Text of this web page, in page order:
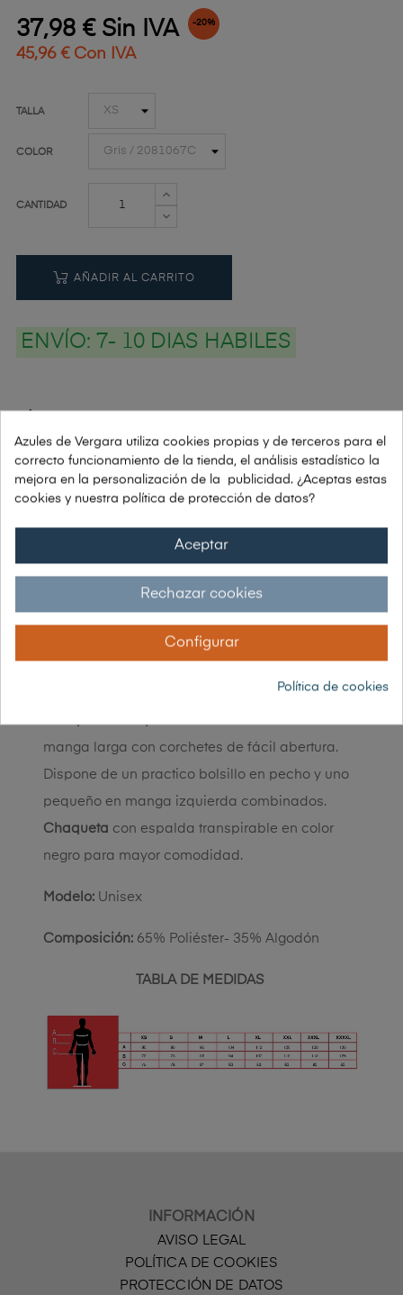
37,98 € Sin IVA -20%
45,96 € Con IVA
TALLA
COLOR
CANTIDAD
AÑADIR AL CARRITO
ENVÍO: 7- 10 DIAS HABILES
Si tienes alguna duda: Tel. 91 448 78 10
Chaqueta transpirableconfeccionada en
manga larga con corchetes de fácil abertura.
Dispone de un practico bolsillo en pecho y uno
pequeño en manga izquierda combinados.
Chaqueta con espalda transpirable en color
negro para mayor comodidad.
Modelo: Unisex
Composición: 65% Poliéster- 35% Algodón
TABLA DE MEDIDAS
INFORMACIÓN
AVISO LEGAL
POLÍTICA DE COOKIES
PROTECCIÓN DE DATOS
Azules de Vergara utiliza cookies propias y de terceros para el
correcto funcionamiento de la tienda, el análisis estadístico la
mejora en la personalización de la publicidad. ¿Aceptas estas
cookies y nuestra política de protección de datos?
Aceptar
Rechazar cookies
Configurar
Política de cookies